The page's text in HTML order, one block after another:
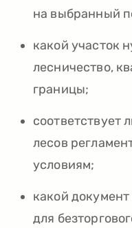
на выбранный
какой участок
лесничество,
границы;
соответствует
лесов
условиям;
какой
для